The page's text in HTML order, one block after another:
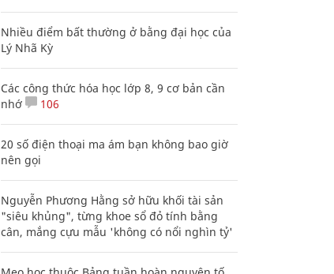
Nhiều điểm bất thường ở bằng đại học của
Lý Nhã Kỳ
Các công thức hóa học lớp 8, 9 cơ bản cần
nhớ
106
20 số điện thoại ma ám bạn không bao giờ
nên gọi
Nguyễn Phương Hằng sở hữu khối tài sản
"siêu khủng", từng khoe sổ đỏ tính bằng
cân, mắng cựu mẫu 'không có nổi nghìn tỷ'